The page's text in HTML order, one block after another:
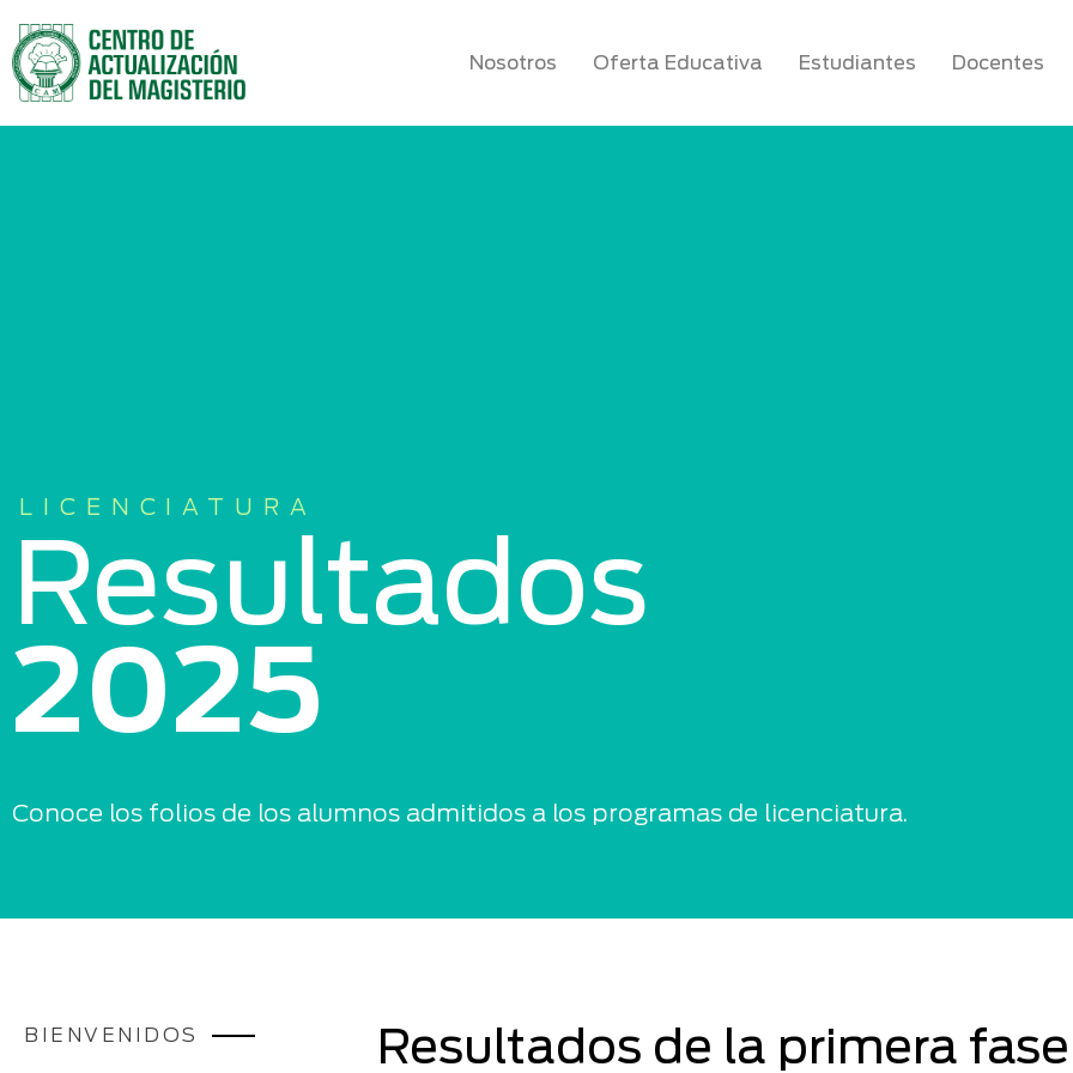
Nosotros Oferta Educativa Estudiantes Docentes
LICENCIATURA
Resultados
2025
Conoce los folios de los alumnos admitidos a los programas de licenciatura.
BIENVENIDOS Resultados de la primera